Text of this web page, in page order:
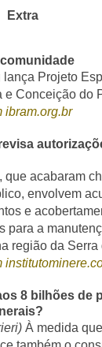
Extra
Projeto
e Conceição do
ibram.org.br
que acabaram
envolvem
e
para a
região da Serra
8 bilhões de
À medida